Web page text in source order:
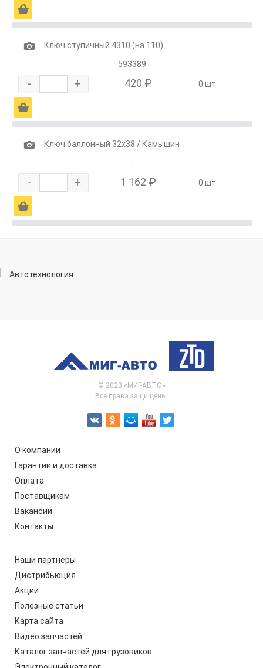
Ä
1
Ключ ступичный 4310 (на 110)
593389
- + 420 ₽ 0 шт.
Ä
1
Ключ баллонный 32х38 / Камышин
-
- + 1 162 ₽ 0 шт.
Ä
© 2023 «МИГ-АВТО»
Все права защищены.
О компании
Гарантии и доставка
Оплата
Поставщикам
Вакансии
Контакты
Наши партнеры
Дистрибьюция
Акции
Полезные статьи
Карта сайта
Видео запчастей
Каталог запчастей для грузовиков